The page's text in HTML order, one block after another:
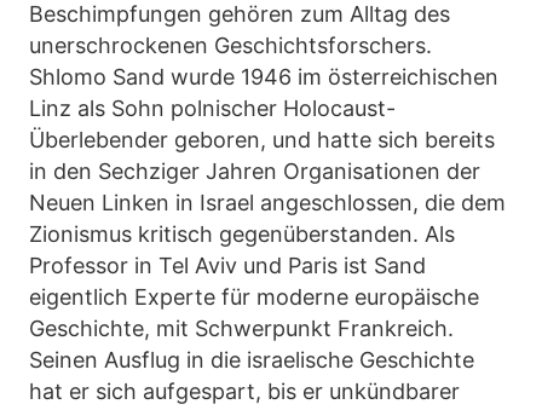
Beschimpfungen gehören zum Alltag des
unerschrockenen Geschichtsforschers.
Shlomo Sand wurde 1946 im österreichischen
Linz als Sohn polnischer Holocaust-
Überlebender geboren, und hatte sich bereits
in den Sechziger Jahren Organisationen der
Neuen Linken in Israel angeschlossen, die dem
Zionismus kritisch gegenüberstanden. Als
Professor in Tel Aviv und Paris ist Sand
eigentlich Experte für moderne europäische
Geschichte, mit Schwerpunkt Frankreich.
Seinen Ausflug in die israelische Geschichte
hat er sich aufgespart, bis er unkündbarer